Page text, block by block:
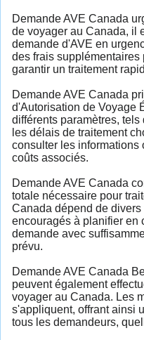
Demande AVE Canada
de voyager au Canada, il
demande d'AVE en
des frais
garantir un traitement
Demande AVE Canada
d'Autorisation de Voyage
différents paramètres,
les délais de traitement
consulter les
coûts associés.
Demande AVE Canada
totale nécessaire pour
Canada dépend de
encouragés à planifier en
demande avec
prévu.
Demande AVE Canada
peuvent également
voyager au Canada. Les
s'appliquent, offrant ainsi
tous les demandeurs,